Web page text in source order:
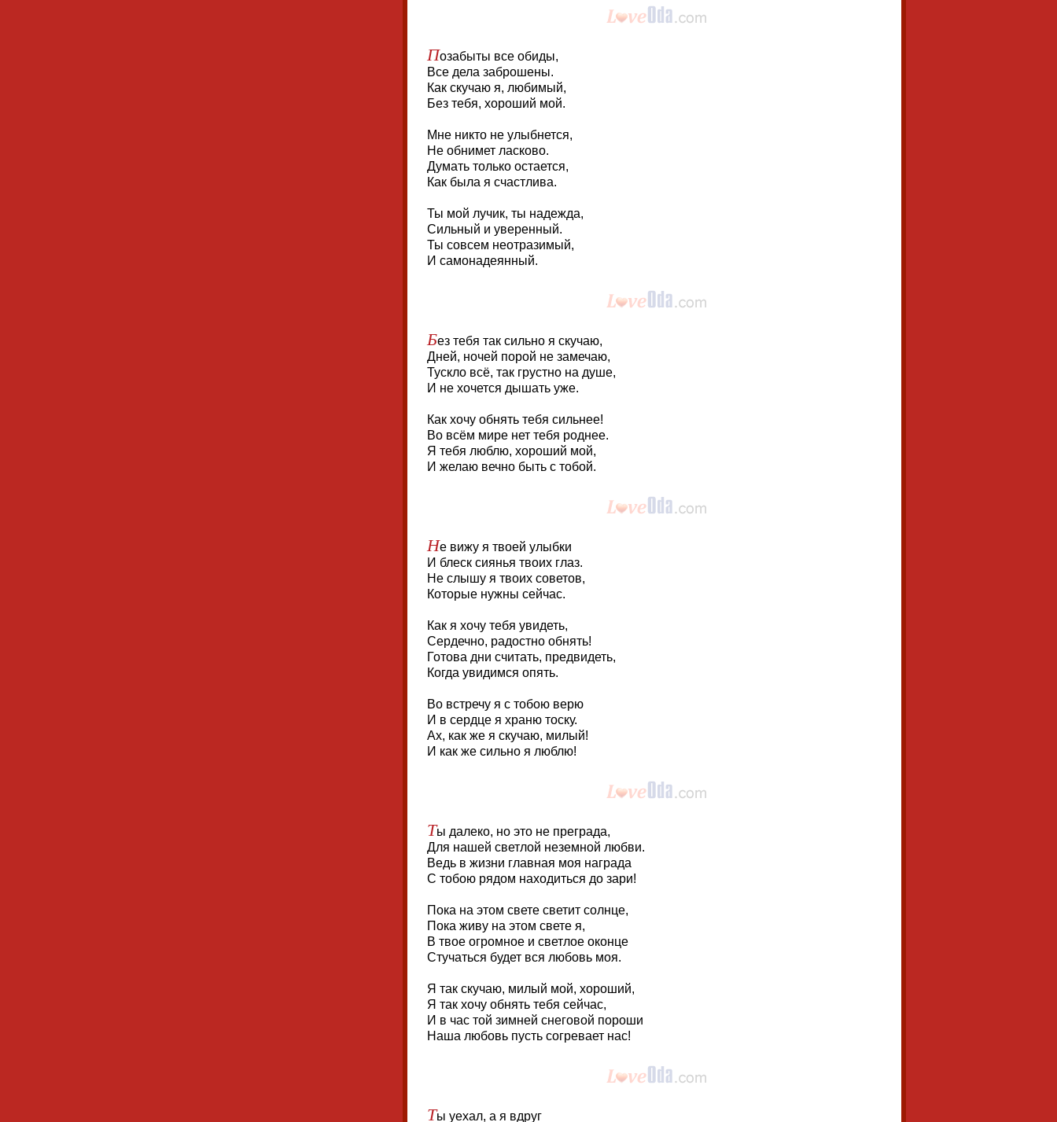
Позабыты все обиды,
Все дела заброшены.
Как скучаю я, любимый,
Без тебя, хороший мой.
Мне никто не улыбнется,
Не обнимет ласково.
Думать только остается,
Как была я счастлива.
Ты мой лучик, ты надежда,
Сильный и уверенный.
Ты совсем неотразимый,
И самонадеянный.
Без тебя так сильно я скучаю,
Дней, ночей порой не замечаю,
Тускло всё, так грустно на душе,
И не хочется дышать уже.
Как хочу обнять тебя сильнее!
Во всём мире нет тебя роднее.
Я тебя люблю, хороший мой,
И желаю вечно быть с тобой.
Не вижу я твоей улыбки
И блеск сиянья твоих глаз.
Не слышу я твоих советов,
Которые нужны сейчас.
Как я хочу тебя увидеть,
Сердечно, радостно обнять!
Готова дни считать, предвидеть,
Когда увидимся опять.
Во встречу я с тобою верю
И в сердце я храню тоску.
Ах, как же я скучаю, милый!
И как же сильно я люблю!
Ты далеко, но это не преграда,
Для нашей светлой неземной любви.
Ведь в жизни главная моя награда
С тобою рядом находиться до зари!
Пока на этом свете светит солнце,
Пока живу на этом свете я,
В твое огромное и светлое оконце
Стучаться будет вся любовь моя.
Я так скучаю, милый мой, хороший,
Я так хочу обнять тебя сейчас,
И в час той зимней снеговой пороши
Наша любовь пусть согревает нас!
Ты уехал, а я вдруг